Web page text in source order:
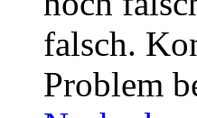
falsch.
Problem